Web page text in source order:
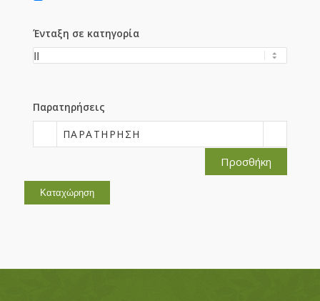
Ένταξη σε κατηγορία
Παρατηρήσεις
ΠΑΡΑΤΉΡΗΣΗ
Προσθήκη